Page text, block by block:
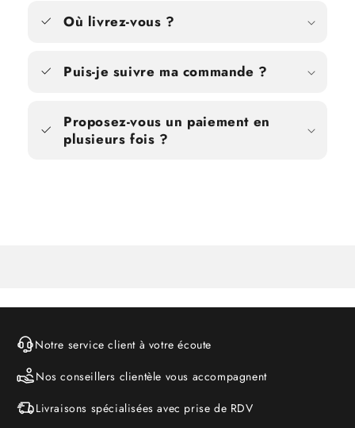
Où livrez-vous ?
Puis-je suivre ma commande ?
Proposez-vous un paiement en
plusieurs fois ?
Notre service client à votre écoute
Nos conseillers clientèle vous accompagnent
Livraisons spécialisées avec prise de RDV